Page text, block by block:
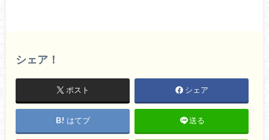
シェア！
ポスト シェア
はてブ 送る